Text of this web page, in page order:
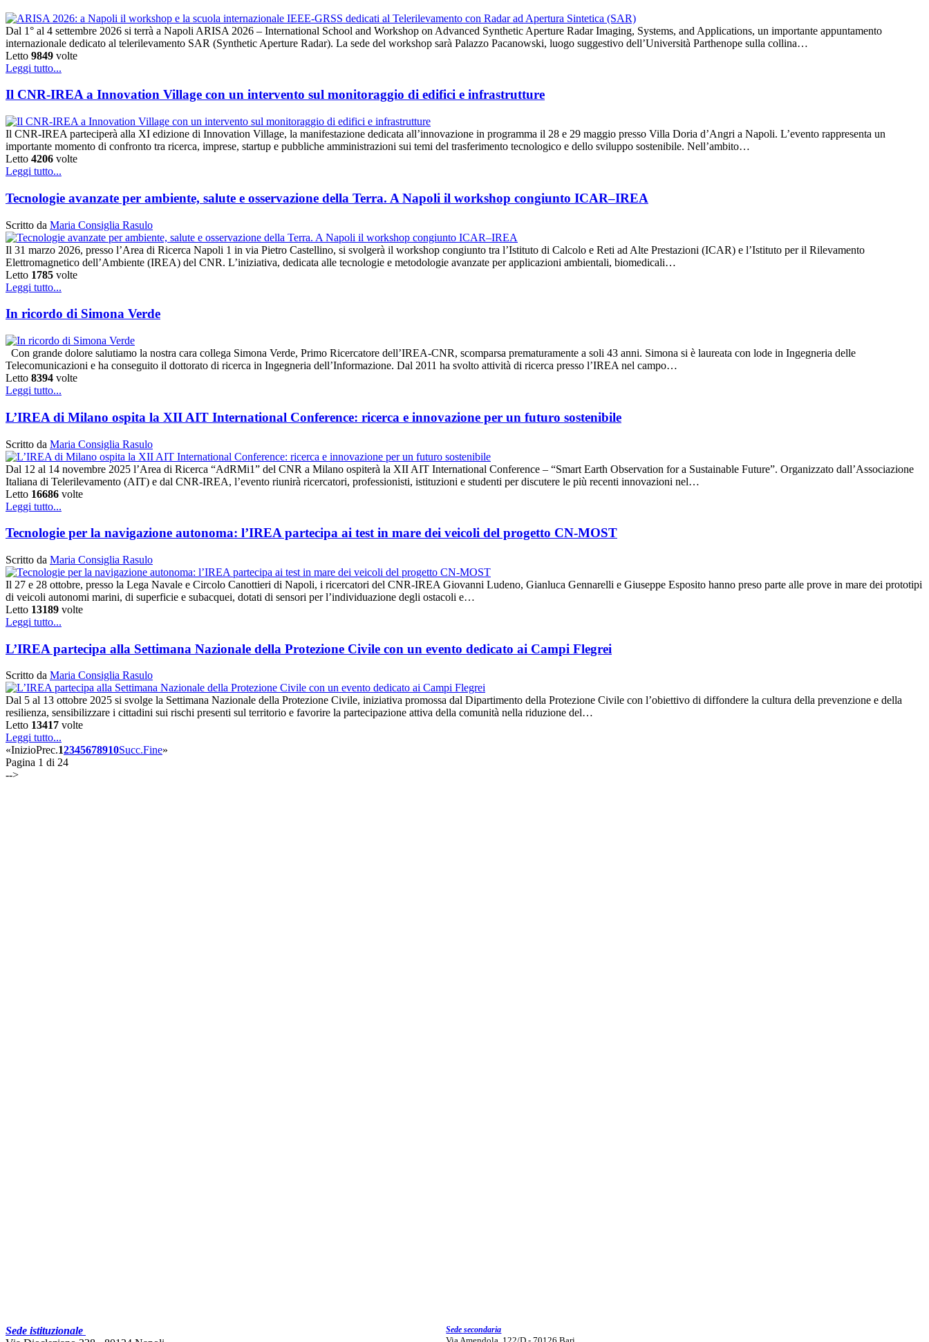
Dal 1° al 4 settembre 2026 si terrà a Napoli ARISA 2026 – International School and Workshop on Advanced Synthetic Aperture Radar Imaging, Systems, and Applications, un importante appuntamento
internazionale dedicato al telerilevamento SAR (Synthetic Aperture Radar). La sede del workshop sarà Palazzo Pacanowski, luogo suggestivo dell’Università Parthenope sulla collina…
Letto 9849 volte
Leggi tutto...
Il CNR-IREA a Innovation Village con un intervento sul monitoraggio di edifici e infrastrutture
Il CNR-IREA parteciperà alla XI edizione di Innovation Village, la manifestazione dedicata all’innovazione in programma il 28 e 29 maggio presso Villa Doria d’Angri a Napoli. L’evento rappresenta un
importante momento di confronto tra ricerca, imprese, startup e pubbliche amministrazioni sui temi del trasferimento tecnologico e dello sviluppo sostenibile. Nell’ambito…
Letto 4206 volte
Leggi tutto...
Tecnologie avanzate per ambiente, salute e osservazione della Terra. A Napoli il workshop congiunto ICAR–IREA
Scritto da Maria Consiglia Rasulo
Il 31 marzo 2026, presso l’Area di Ricerca Napoli 1 in via Pietro Castellino, si svolgerà il workshop congiunto tra l’Istituto di Calcolo e Reti ad Alte Prestazioni (ICAR) e l’Istituto per il Rilevamento
Elettromagnetico dell’Ambiente (IREA) del CNR. L’iniziativa, dedicata alle tecnologie e metodologie avanzate per applicazioni ambientali, biomedicali…
Letto 1785 volte
Leggi tutto...
In ricordo di Simona Verde
Con grande dolore salutiamo la nostra cara collega Simona Verde, Primo Ricercatore dell’IREA-CNR, scomparsa prematuramente a soli 43 anni. Simona si è laureata con lode in Ingegneria delle
Telecomunicazioni e ha conseguito il dottorato di ricerca in Ingegneria dell’Informazione. Dal 2011 ha svolto attività di ricerca presso l’IREA nel campo…
Letto 8394 volte
Leggi tutto...
L’IREA di Milano ospita la XII AIT International Conference: ricerca e innovazione per un futuro sostenibile
Scritto da Maria Consiglia Rasulo
Dal 12 al 14 novembre 2025 l’Area di Ricerca “AdRMi1” del CNR a Milano ospiterà la XII AIT International Conference – “Smart Earth Observation for a Sustainable Future”. Organizzato dall’Associazione
Italiana di Telerilevamento (AIT) e dal CNR-IREA, l’evento riunirà ricercatori, professionisti, istituzioni e studenti per discutere le più recenti innovazioni nel…
Letto 16686 volte
Leggi tutto...
Tecnologie per la navigazione autonoma: l’IREA partecipa ai test in mare dei veicoli del progetto CN-MOST
Scritto da Maria Consiglia Rasulo
Il 27 e 28 ottobre, presso la Lega Navale e Circolo Canottieri di Napoli, i ricercatori del CNR-IREA Giovanni Ludeno, Gianluca Gennarelli e Giuseppe Esposito hanno preso parte alle prove in mare dei prototipi
di veicoli autonomi marini, di superficie e subacquei, dotati di sensori per l’individuazione degli ostacoli e…
Letto 13189 volte
Leggi tutto...
L’IREA partecipa alla Settimana Nazionale della Protezione Civile con un evento dedicato ai Campi Flegrei
Scritto da Maria Consiglia Rasulo
Dal 5 al 13 ottobre 2025 si svolge la Settimana Nazionale della Protezione Civile, iniziativa promossa dal Dipartimento della Protezione Civile con l’obiettivo di diffondere la cultura della prevenzione e della
resilienza, sensibilizzare i cittadini sui rischi presenti sul territorio e favorire la partecipazione attiva della comunità nella riduzione del…
Letto 13417 volte
Leggi tutto...
«InizioPrec.12345678910Succ.Fine»
Pagina 1 di 24
-->
Sede istituzionale
Sede secondaria